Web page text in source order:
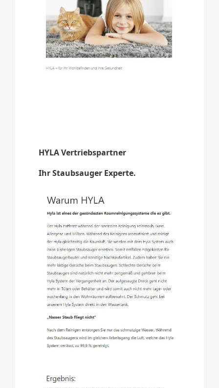
HYLA Vertriebspartner
Ihr Staubsauger Experte.